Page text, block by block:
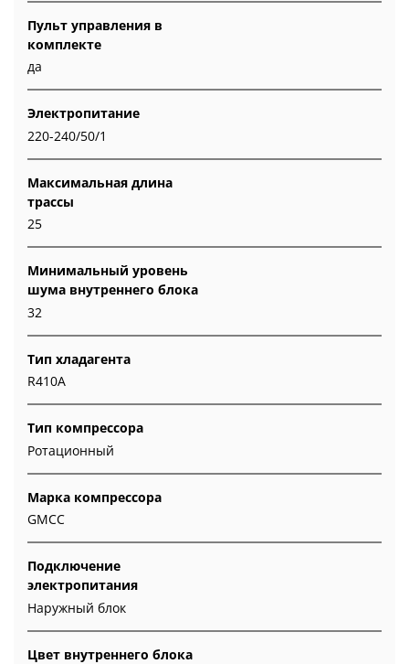
Пульт управления в
комплекте
да
Электропитание
220-240/50/1
Максимальная длина
трассы
25
Минимальный уровень
шума внутреннего блока
32
Тип хладагента
R410A
Тип компрессора
Ротационный
Марка компрессора
GMCC
Подключение
электропитания
Наружный блок
Цвет внутреннего блока